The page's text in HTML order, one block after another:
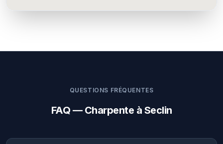
QUESTIONS FRÉQUENTES
FAQ — Charpente à Seclin